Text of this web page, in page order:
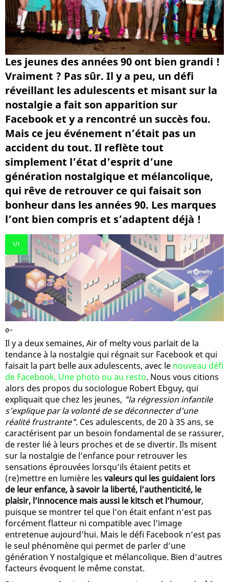
Les jeunes des années 90 ont bien grandi !
Vraiment ? Pas sûr. Il y a peu, un défi
réveillant les adulescents et misant sur la
nostalgie a fait son apparition sur
Facebook et y a rencontré un succès fou.
Mais ce jeu événement n’était pas un
accident du tout. Il reflète tout
simplement l’état d’esprit d’une
génération nostalgique et mélancolique,
qui rêve de retrouver ce qui faisait son
bonheur dans les années 90. Les marques
l’ont bien compris et s’adaptent déjà !
1/1
0-
Il y a deux semaines, Air of melty vous parlait de la
tendance à la nostalgie qui régnait sur Facebook et qui
faisait la part belle aux adulescents, avec le nouveau défi
de Facebook, Une photo ou au resto. Nous vous citions
alors des propos du sociologue Robert Ebguy, qui
expliquait que chez les jeunes, "la régression infantile
s’explique par la volonté de se déconnecter d’une
réalité frustrante". Ces adulescents, de 20 à 35 ans, se
caractérisent par un besoin fondamental de se rassurer,
de rester lié à leurs proches et de se divertir. Ils misent
sur la nostalgie de l’enfance pour retrouver les
sensations éprouvées lorsqu’ils étaient petits et
(re)mettre en lumière les valeurs qui les guidaient lors
de leur enfance, à savoir la liberté, l’authenticité, le
plaisir, l’innocence mais aussi le kitsch et l’humour,
puisque se montrer tel que l’on était enfant n’est pas
forcément flatteur ni compatible avec l’image
entretenue aujourd’hui. Mais le défi Facebook n’est pas
le seul phénomène qui permet de parler d’une
génération Y nostalgique et mélancolique. Bien d’autres
facteurs évoquent le même constat.